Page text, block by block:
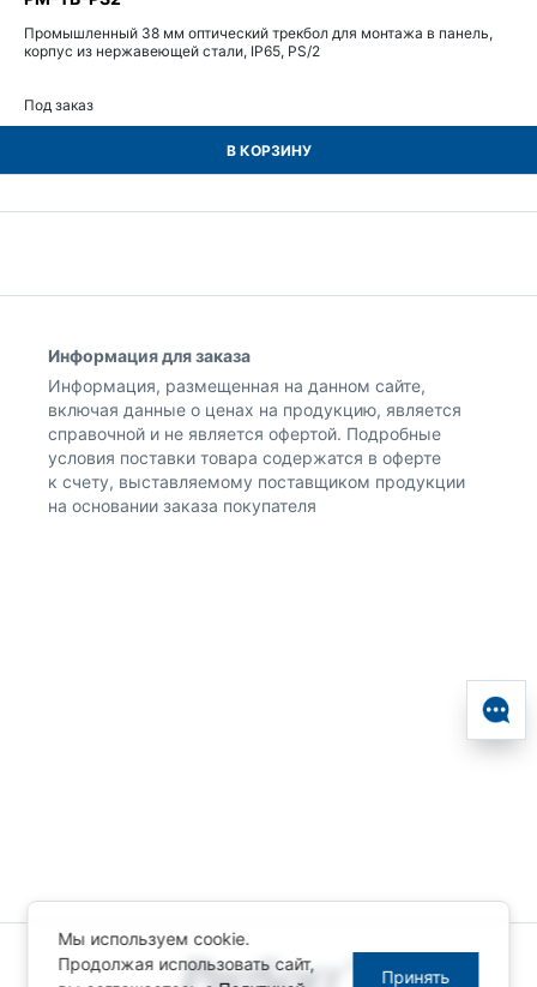
Промышленный 38 мм оптический трекбол для монтажа в панель,
корпус из нержавеющей стали, IP65, PS/2
Под заказ
В КОРЗИНУ
Информация для заказа
Информация, размещенная на данном сайте,
включая данные о ценах на продукцию, является
справочной и не является офертой. Подробные
условия поставки товара содержатся в оферте
к счету, выставляемому поставщиком продукции
на основании заказа покупателя
Мы используем cookie.
Продолжая использовать сайт,
Принять